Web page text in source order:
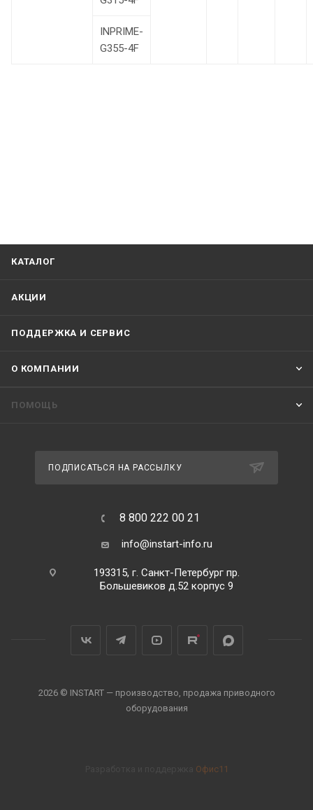
INPRIME-
G355-4F
КАТАЛОГ
АКЦИИ
ПОДДЕРЖКА И СЕРВИС
О КОМПАНИИ
ПОМОЩЬ
ПОДПИСАТЬСЯ НА РАССЫЛКУ
8 800 222 00 21
info@instart-info.ru
193315, г. Санкт-Петербург пр.
Большевиков д.52 корпус 9
2026 © INSTART — производство, продажа приводного
оборудования
Офис11